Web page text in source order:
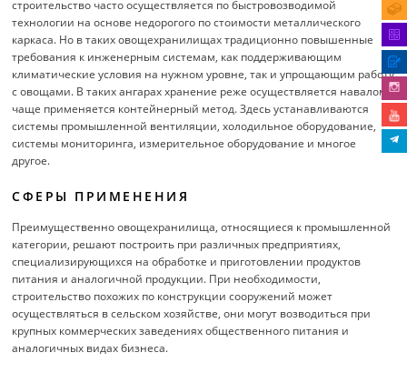
строительство часто осуществляется по быстровозводимой
технологии на основе недорогого по стоимости металлического
каркаса. Но в таких овощехранилищах традиционно повышенные
требования к инженерным системам, как поддерживающим
климатические условия на нужном уровне, так и упрощающим работу
с овощами. В таких ангарах хранение реже осуществляется навалом,
чаще применяется контейнерный метод. Здесь устанавливаются
системы промышленной вентиляции, холодильное оборудование,
системы мониторинга, измерительное оборудование и многое
другое.
СФЕРЫ ПРИМЕНЕНИЯ
Преимущественно овощехранилища, относящиеся к промышленной
категории, решают построить при различных предприятиях,
специализирующихся на обработке и приготовлении продуктов
питания и аналогичной продукции. При необходимости,
строительство похожих по конструкции сооружений может
осуществляться в сельском хозяйстве, они могут возводиться при
крупных коммерческих заведениях общественного питания и
аналогичных видах бизнеса.